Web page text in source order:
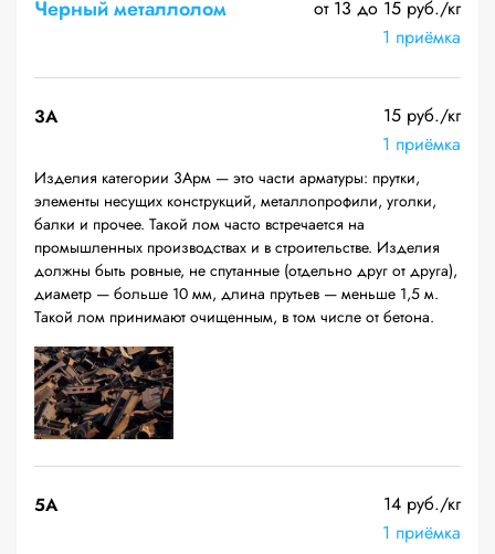
Черный металлолом
от 13 до 15 руб./кг
1 приёмка
3А
15 руб./кг
1 приёмка
Изделия категории 3Арм — это части арматуры: прутки,
элементы несущих конструкций, металлопрофили, уголки,
балки и прочее. Такой лом часто встречается на
промышленных производствах и в строительстве. Изделия
должны быть ровные, не спутанные (отдельно друг от друга),
диаметр — больше 10 мм, длина прутьев — меньше 1,5 м.
Такой лом принимают очищенным, в том числе от бетона.
5А
14 руб./кг
1 приёмка